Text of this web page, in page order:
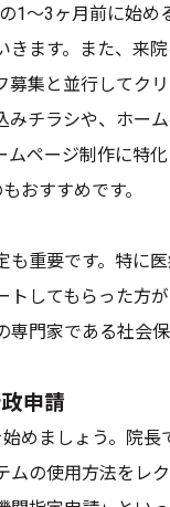
1〜3ヶ月前に始
ます。また、来
集と並行してク
みチラシや、ホー
ページ制作に特
おすすめです。
重要です。特に
してもらった方
門家である社会
申請
めましょう。院
の使用方法をレ